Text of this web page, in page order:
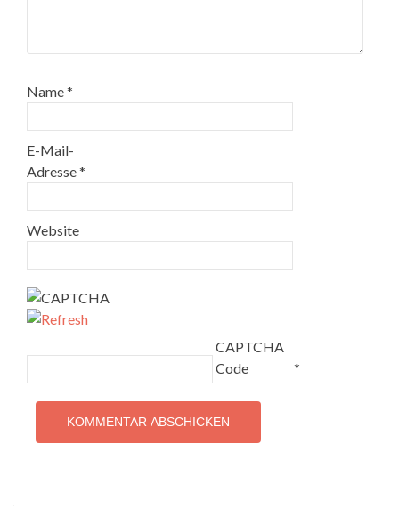
Name*
E-Mail-
Adresse*
Website
CAPTCHA
Code
*